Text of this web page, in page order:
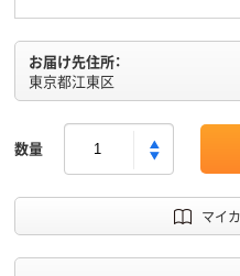
お届け先住所：
東京都江東区
数量
マイ